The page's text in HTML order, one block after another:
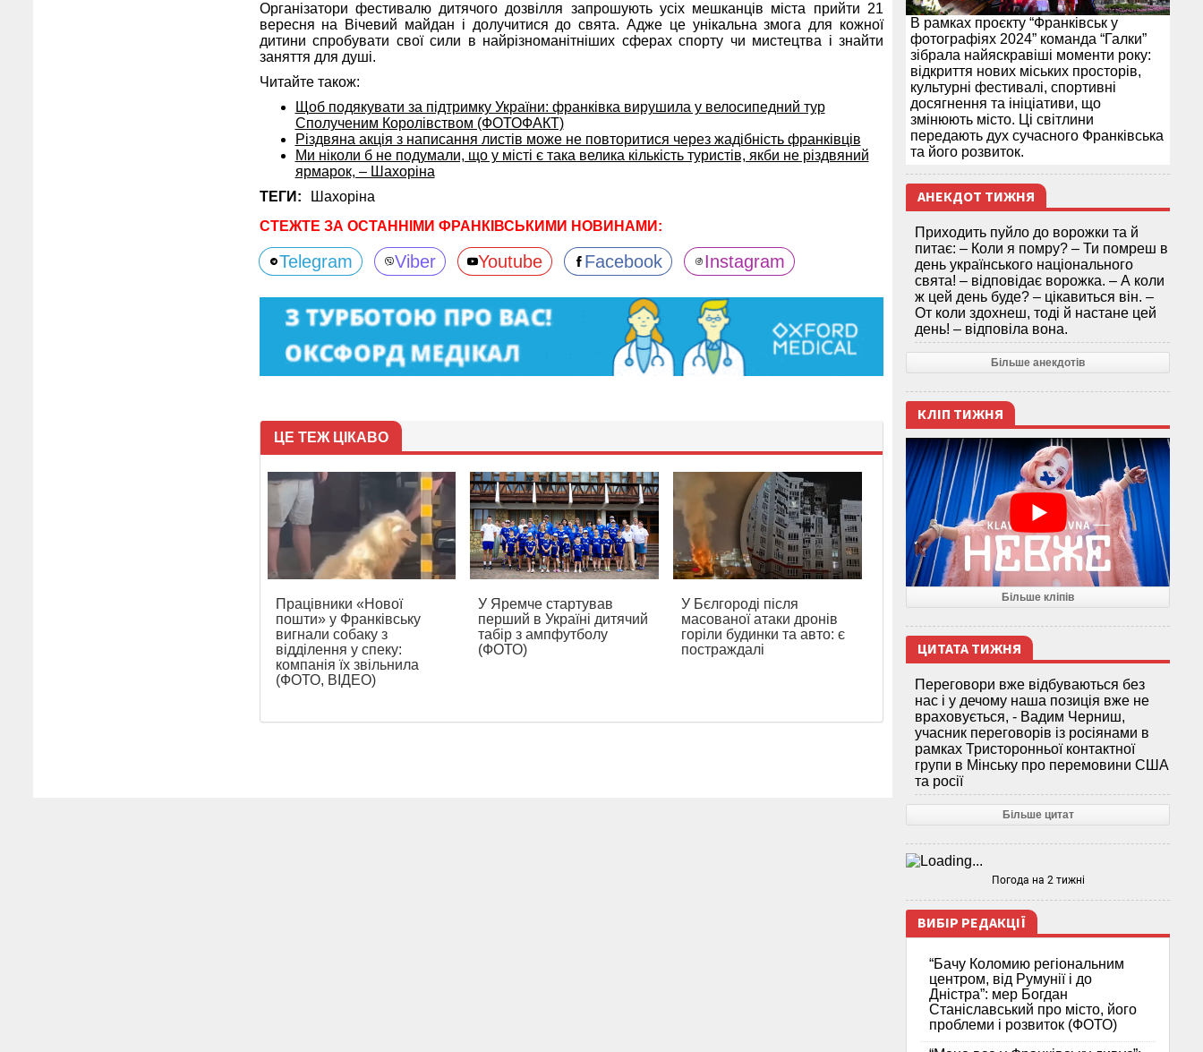
Організатори фестивалю дитячого дозвілля запрошують усіх мешканців міста прийти 21
вересня на Вічевий майдан і долучитися до свята. Адже це унікальна змога для кожної
дитини спробувати свої сили в найрізноманітніших сферах спорту чи мистецтва і знайти
заняття для душі.
Читайте також:
Щоб подякувати за підтримку України: франківка вирушила у велосипедний тур
Сполученим Королівством (ФОТОФАКТ)
Різдвяна акція з написання листів може не повторитися через жадібність франківців
Ми ніколи б не подумали, що у місті є така велика кількість туристів, якби не різдвяний
ярмарок, – Шахоріна
ТЕГИ:
Шахоріна
СТЕЖТЕ ЗА ОСТАННІМИ ФРАНКІВСЬКИМИ НОВИНАМИ:
Telegram Viber Youtube Facebook Instagram
ЦЕ ТЕЖ ЦІКАВО
Працівники «Нової
пошти» у Франківську
вигнали собаку з
відділення у спеку:
компанія їх звільнила
(ФОТО, ВІДЕО)
У Яремче стартував
перший в Україні дитячий
табір з ампфутболу
(ФОТО)
У Бєлгороді після
масованої атаки дронів
горіли будинки та авто: є
постраждалі
В рамках проєкту “Франківськ у
фотографіях 2024” команда “Галки”
зібрала найяскравіші моменти року:
відкриття нових міських просторів,
культурні фестивалі, спортивні
досягнення та ініціативи, що
змінюють місто. Ці світлини
передають дух сучасного Франківська
та його розвиток.
АНЕКДОТ ТИЖНЯ
Приходить пуйло до ворожки та й
питає: – Коли я помру? – Ти помреш в
день українського національного
свята! – відповідає ворожка. – А коли
ж цей день буде? – цікавиться він. –
От коли здохнеш, тоді й настане цей
день! – відповіла вона.
Більше анекдотів
КЛІП ТИЖНЯ
Більше кліпів
ЦИТАТА ТИЖНЯ
Переговори вже відбуваються без
нас і у дечому наша позиція вже не
враховується, - Вадим Черниш,
учасник переговорів із росіянами в
рамках Тристоронньої контактної
групи в Мінську про перемовини США
та росії
Більше цитат
Погода на 2 тижні
ВИБІР РЕДАКЦІЇ
“Бачу Коломию регіональним
центром, від Румунії і до
Дністра”: мер Богдан
Станіславський про місто, його
проблеми і розвиток (ФОТО)